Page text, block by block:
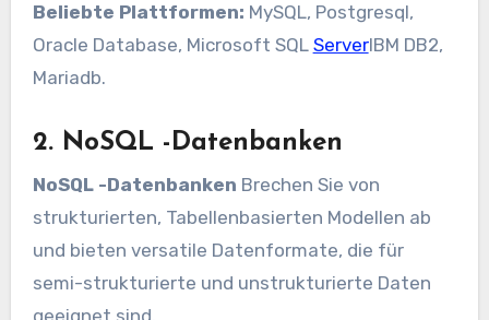
Beliebte Plattformen: MySQL, Postgresql,
Oracle Database, Microsoft SQL ServerIBM DB2,
Mariadb.
2. NoSQL -Datenbanken
NoSQL -Datenbanken Brechen Sie von
strukturierten, Tabellenbasierten Modellen ab
und bieten versatile Datenformate, die für
semi-strukturierte und unstrukturierte Daten
geeignet sind.